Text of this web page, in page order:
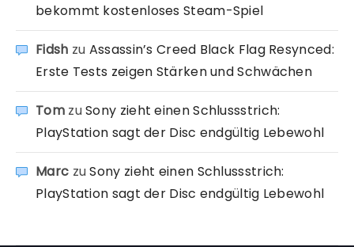
bekommt kostenloses Steam-Spiel
Fidsh zu Assassin’s Creed Black Flag Resynced:
Erste Tests zeigen Stärken und Schwächen
TomzuSony zieht einen Schlussstrich:
PlayStation sagt der Disc endgültig Lebewohl
Marc zuSony zieht einen Schlussstrich:
PlayStation sagt der Disc endgültig Lebewohl